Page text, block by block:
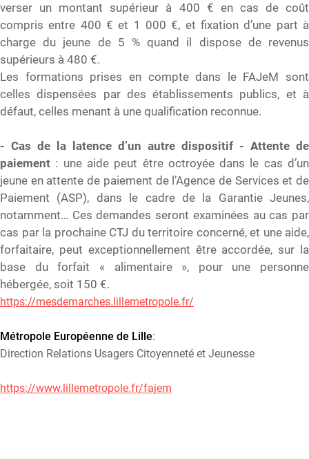
verser un montant supérieur à 400 € en cas de coût
compris entre 400 € et 1 000 €, et fixation d’une part à
charge du jeune de 5 % quand il dispose de revenus
supérieurs à 480 €.
Les formations prises en compte dans le FAJeM sont
celles dispensées par des établissements publics, et à
défaut, celles menant à une qualification reconnue.
- Cas de la latence d’un autre dispositif - Attente de
paiement : une aide peut être octroyée dans le cas d’un
jeune en attente de paiement de l’Agence de Services et de
Paiement (ASP), dans le cadre de la Garantie Jeunes,
notamment… Ces demandes seront examinées au cas par
cas par la prochaine CTJ du territoire concerné, et une aide,
forfaitaire, peut exceptionnellement être accordée, sur la
base du forfait « alimentaire », pour une personne
hébergée, soit 150 €.
https://mesdemarches.lillemetropole.fr/
Métropole Européenne de Lille:
Direction Relations Usagers Citoyenneté et Jeunesse
https://www.lillemetropole.fr/fajem